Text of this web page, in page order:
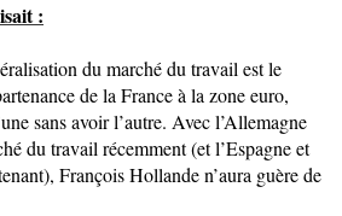
:
du marché du travail est le
de la France à la zone euro,
sans avoir l’autre. Avec l’Allemagne
du travail récemment (et l’Espagne et
François Hollande n’aura guère de